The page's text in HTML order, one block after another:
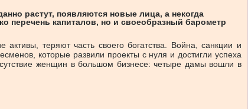
растут, появляются новые лица, а некогда
перечень капиталов, но и своеобразный барометр
теряют часть своего богатства. Война, санкции и
которые развили проекты с нуля и достигли успеха
женщин в большом бизнесе: четыре дамы вошли в